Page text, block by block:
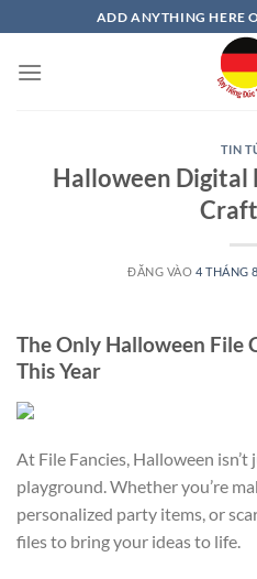
qua
nội
ADD ANYTHING HERE
TIN
Halloween Digital
ĐĂNG VÀO 4 THÁNG
The Only Halloween File
This Year
At File Fancies, Halloween
playground. Whether you’re
personalized party items, or
files to bring your ideas to life.